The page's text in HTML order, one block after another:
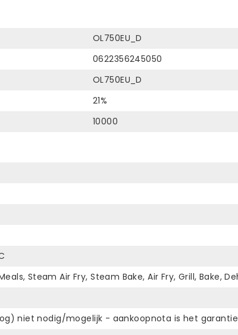
OL750EU_D
0622356245050
OL750EU_D
21%
10000
Steam Air Fry, Steam Bake, Air Fry, Grill, Bake,
niet nodig/mogelijk - aankoopnota is het